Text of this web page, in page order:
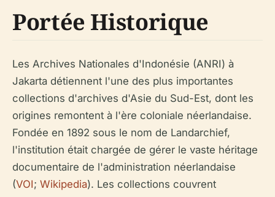
Portée Historique
Les Archives Nationales d'Indonésie (ANRI) à
Jakarta détiennent l'une des plus importantes
collections d'archives d'Asie du Sud-Est, dont les
origines remontent à l'ère coloniale néerlandaise.
Fondée en 1892 sous le nom de Landarchief,
l'institution était chargée de gérer le vaste héritage
documentaire de l'administration néerlandaise
(VOI; Wikipedia). Les collections couvrent